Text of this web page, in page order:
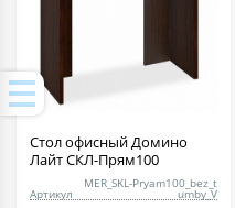
Стол офисный Домино
Лайт СКЛ-Прям100
Артикул
MER_SKL-Pryam100_bez_t
umby_V